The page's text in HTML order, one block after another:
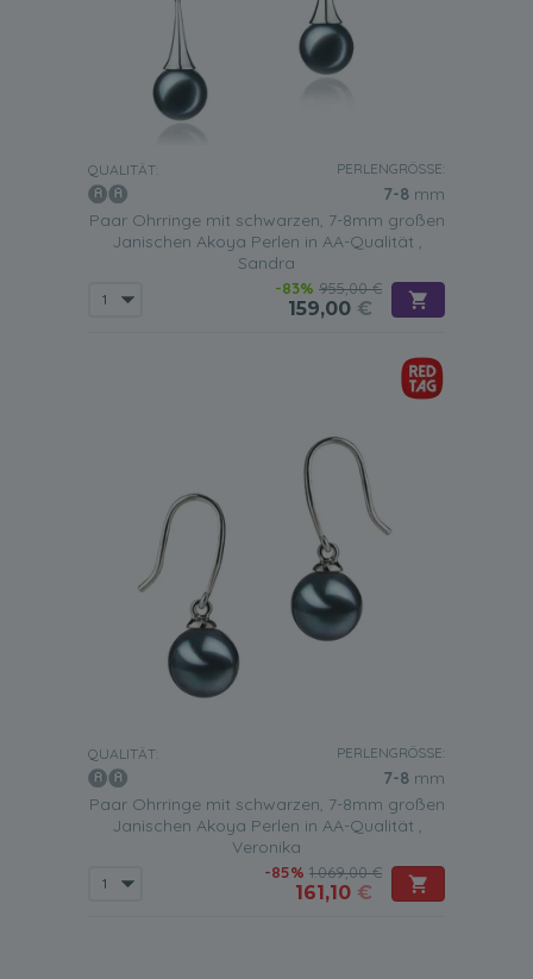
QUALITÄT: PERLENGRÖSSE:
7-8 mm
Paar Ohrringe mit schwarzen, 7-8mm großen
Janischen Akoya Perlen in AA-Qualität ,
Sandra
-83% 955,00 €
159,00 €
QUALITÄT: PERLENGRÖSSE:
7-8 mm
Paar Ohrringe mit schwarzen, 7-8mm großen
Janischen Akoya Perlen in AA-Qualität ,
Veronika
-85% 1.069,00 €
161,10 €